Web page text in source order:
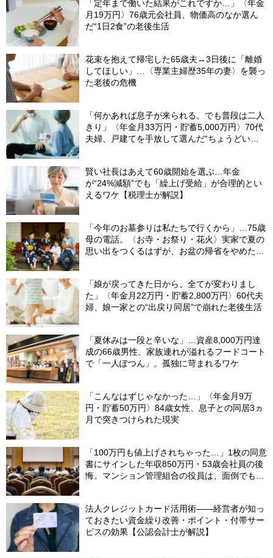
「定年まで働いた結果がこれですか…」〈年金
月19万円〉76歳元会社員、物価高のなか選ん
だ“1日2食”の老後生活
花束を抱えて帰宅した65歳夫→3日後に「離婚
してほしい」…〈専業主婦歴35年の妻〉を襲っ
た老後の危機
「何かあれば息子が来られる。でも普段は二人
きり」〈年金月33万円・貯蓄5,000万円〉70代
夫婦、戸建てを手放して選んだ“ちょうどいい
賢い社長はあえて60歳開始を選ぶ…年金
が“24%減額”でも「繰上げ受給」が合理的とい
えるワケ【税理士が解説】
「今年のお墓参りは私たちで行くから」…75歳
母の電話。〈お寺・お祭り・花火〉実家で夏の
思い出をつくるはずが、お盆の帰省をやめた理
「娘が戻ってきた日から、全てが変わりまし
た」〈年金月22万円・貯蓄2,800万円〉60代夫
婦、娘一家との“出戻り同居”で崩れた老後生活
「夏休みは一段と辛いな」…資産8,000万円達
成の66歳男性、家族連れが溢れるフードコート
で「一人ぽつん」。孤独に苛まれるワケ
「こんなはずじゃなかった…」〈年金月9万
円・貯蓄50万円〉84歳女性、息子との同居3ヵ
月で突きつけられた現実
「100万円も値上げされちゃった…」1枚の同意
書にサインした年収850万円・53歳会社員の後
悔。マンション管理組合の役員は、面倒でも自
法人クレジットカード活用術――経営者が知っ
ておきたい資金繰り改善・ポイント・付帯サー
ビスの効果【公認会計士が解説】